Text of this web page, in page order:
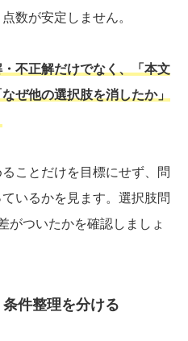
数が安定しません。
不正解だけでなく、「本文
ぜ他の選択肢を消したか」
ことだけを目標にせず、問
いるかを見ます。選択肢問
がついたかを確認しましょ
件整理を分ける